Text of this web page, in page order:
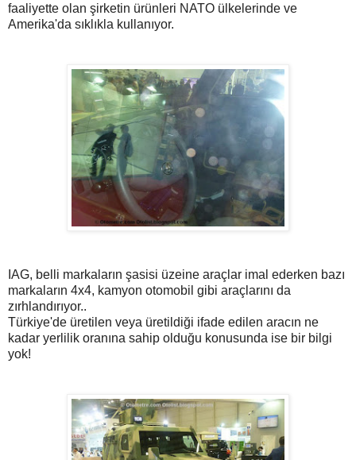
faaliyette olan şirketin ürünleri NATO ülkelerinde ve
Amerika'da sıklıkla kullanıyor.
IAG, belli markaların şasisi üzeine araçlar imal ederken bazı
markaların 4x4, kamyon otomobil gibi araçlarını da
zırhlandırıyor..
Türkiye'de üretilen veya üretildiği ifade edilen aracın ne
kadar yerlilik oranına sahip olduğu konusunda ise bir bilgi
yok!